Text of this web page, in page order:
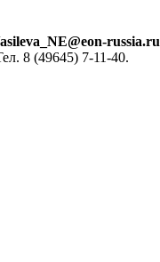
NE@eon-russia.ru
8 (49645) 7-11-40.